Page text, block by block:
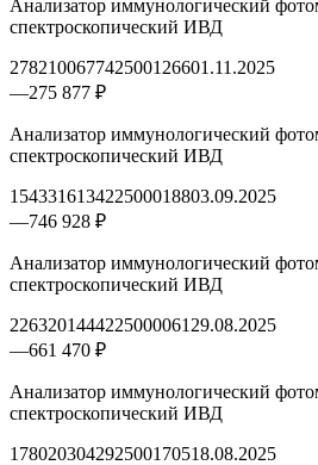
Анализатор иммунологический
спектроскопический ИВД
278210067742500126601.11.2025
—275 877 ₽
Анализатор иммунологический
спектроскопический ИВД
154331613422500018803.09.2025
—746 928 ₽
Анализатор иммунологический
спектроскопический ИВД
2263201444225000061 29.08.2025
—661 470 ₽
Анализатор иммунологический
спектроскопический ИВД
178020304292500170518.08.2025